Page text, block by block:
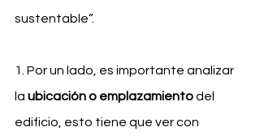
sustentable”.
1. Por un lado, es importante analizar
la ubicación o emplazamiento del
edificio, esto tiene que ver con